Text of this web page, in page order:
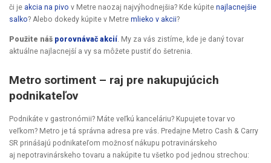
či je akcia na pivo v Metre naozaj najvýhodnejšia? Kde kúpite najlacnejšie
salko? Alebo dokedy kúpite v Metre mlieko v akcii?
Použite náš porovnávač akcií . My za vás zistíme, kde je daný tovar
aktuálne najlacnejší a vy sa môžete pustiť do šetrenia.
Metro sortiment – raj pre nakupujúcich
podnikateľov
Podnikáte v gastronómii? Máte veľkú kanceláriu? Kupujete tovar vo
veľkom? Metro je tá správna adresa pre vás. Predajne Metro Cash & Carry
SR prinášajú podnikateľom možnosť nákupu potravinárskeho
aj nepotravinárskeho tovaru a nakúpite tu všetko pod jednou strechou: